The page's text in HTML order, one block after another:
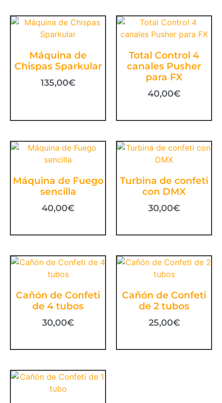
Máquina de
Chispas Sparkular
135,00€
Total Control 4
canales Pusher
para FX
40,00€
Máquina de Fuego
sencilla
40,00€
Turbina de confeti
con DMX
30,00€
Cañón de Confeti
de 4 tubos
30,00€
Cañón de Confeti
de 2 tubos
25,00€